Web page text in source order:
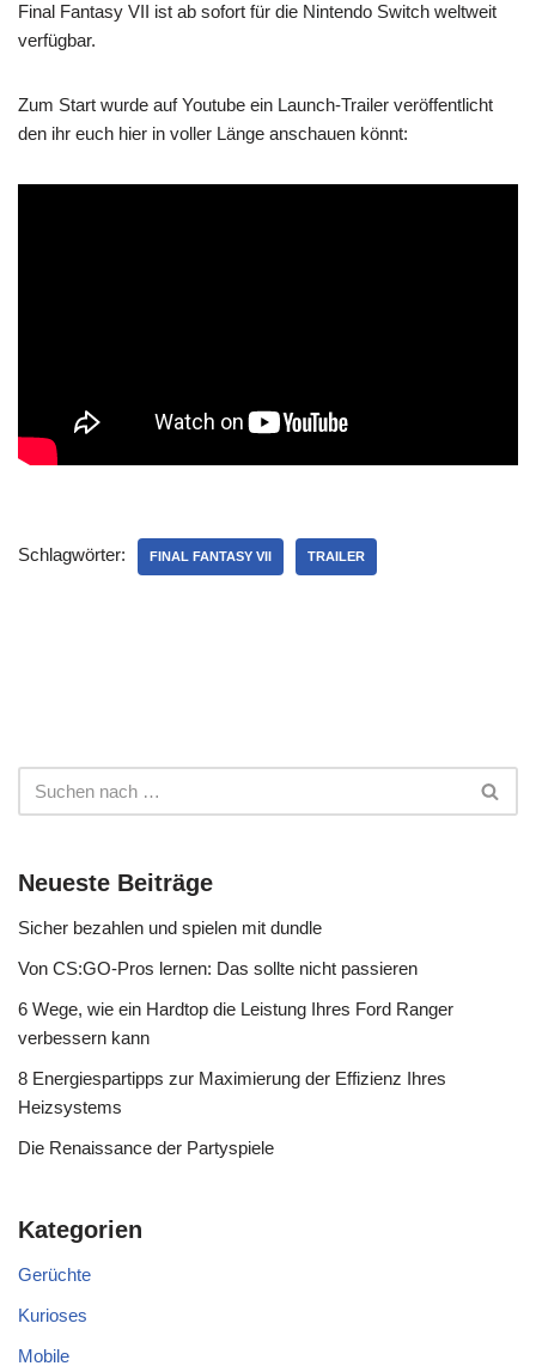
Final Fantasy VII ist ab sofort für die Nintendo Switch weltweit
verfügbar.
Zum Start wurde auf Youtube ein Launch-Trailer veröffentlicht
den ihr euch hier in voller Länge anschauen könnt:
Schlagwörter: FINAL FANTASY VII TRAILER
Neueste Beiträge
Sicher bezahlen und spielen mit dundle
Von CS:GO-Pros lernen: Das sollte nicht passieren
6 Wege, wie ein Hardtop die Leistung Ihres Ford Ranger
verbessern kann
8 Energiespartipps zur Maximierung der Effizienz Ihres
Heizsystems
Die Renaissance der Partyspiele
Kategorien
Gerüchte
Kurioses
Mobile